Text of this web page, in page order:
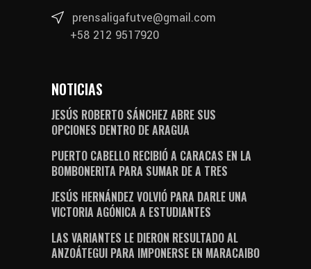
prensaligafutve@gmail.com
+58 212 9517920
NOTICIAS
JESÚS ROBERTO SÁNCHEZ ABRE SUS
OPCIONES DENTRO DE ARAGUA
PUERTO CABELLO RECIBIÓ A CARACAS EN LA
BOMBONERITA PARA SUMAR DE A TRES
JESÚS HERNÁNDEZ VOLVIÓ PARA DARLE UNA
VICTORIA AGÓNICA A ESTUDIANTES
LAS VARIANTES LE DIERON RESULTADO AL
ANZOÁTEGUI PARA IMPONERSE EN MARACAIBO